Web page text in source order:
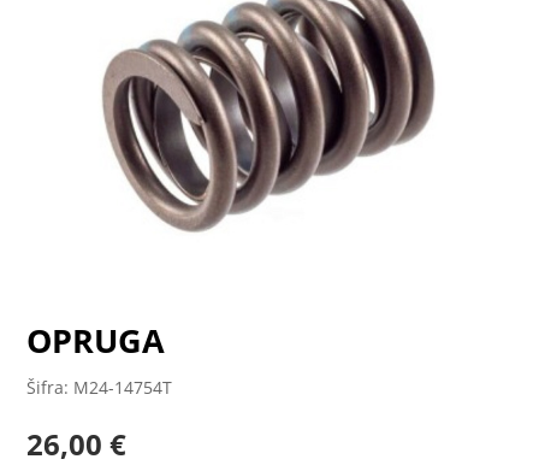
OPRUGA
Šifra: M24-14754T
26,00€